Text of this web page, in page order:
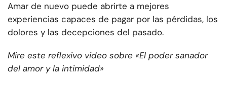
Amar de nuevo puede abrirte a mejores
experiencias capaces de pagar por las pérdidas, los
dolores y las decepciones del pasado.
Mire este reflexivo video sobre «El poder sanador
del amor y la intimidad»